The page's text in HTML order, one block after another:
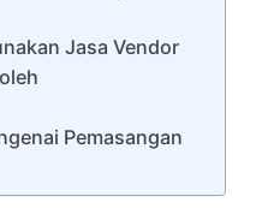
Jasa Vendor
Pemasangan